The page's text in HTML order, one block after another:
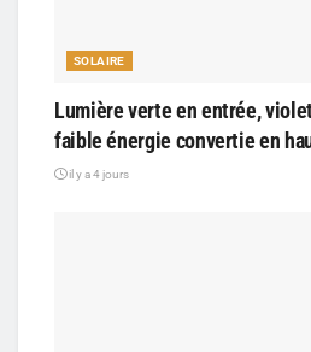
SOLAIRE
Lumière verte en entrée,
faible énergie convertie en
il y a 4 jours